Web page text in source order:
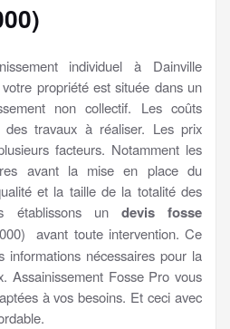
individuel à Dainville
propriété est située dans un
non collectif. Les coûts
travaux à réaliser. Les prix
facteurs. Notamment les
avant la mise en place du
et la taille de la totalité des
établissons un devis fosse
avant toute intervention. Ce
informations nécessaires pour la
Assainissement Fosse Pro vous
à vos besoins. Et ceci avec